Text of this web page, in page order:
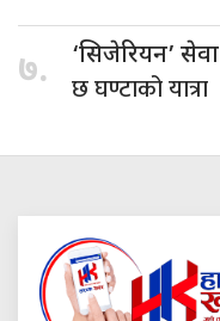
७. ‘सिजेरियन’ सेवा
छ घण्टाको यात्रा